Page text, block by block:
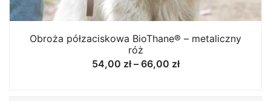
Obroża półzaciskowa BioThane® – metaliczny
róż
54,00 zł – 66,00 złZakres